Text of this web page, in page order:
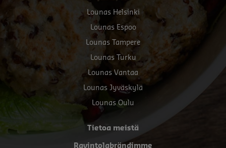
Lounas Helsinki
Lounas Espoo
Lounas Tampere
Lounas Turku
Lounas Vantaa
Lounas Jyväskylä
Lounas Oulu
Tietoa meistä
Ravintolabrändimme